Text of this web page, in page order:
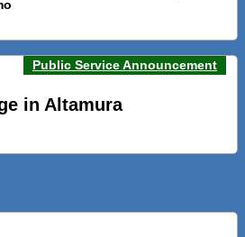
SERVIZI FALMAPS E LIVECHAT.
Public Service Announcement
in Altamura